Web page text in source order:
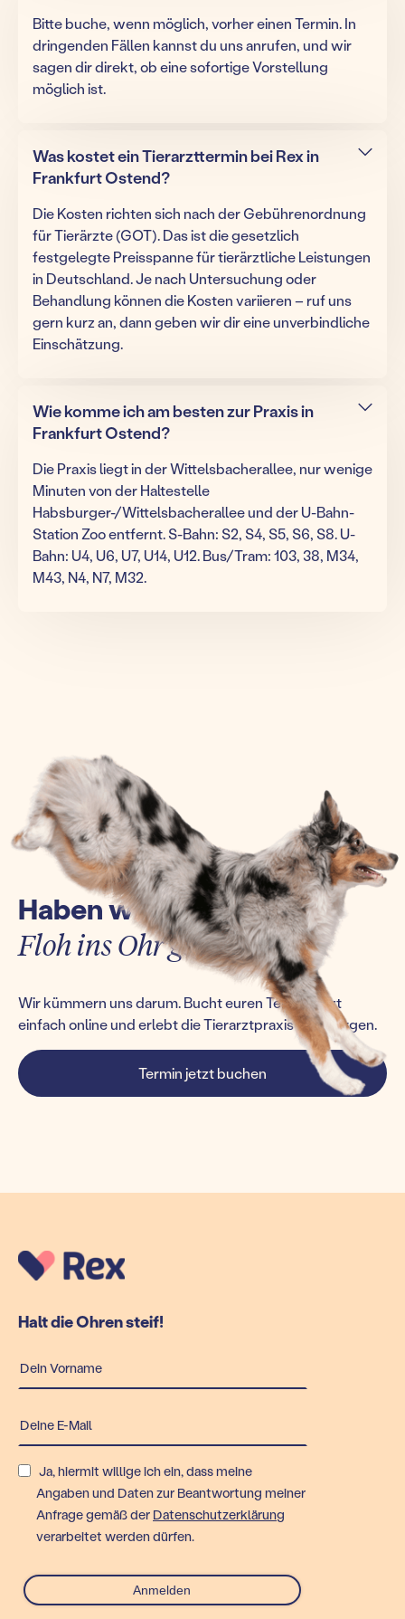
Bitte buche, wenn möglich, vorher einen Termin. In
dringenden Fällen kannst du uns anrufen, und wir
sagen dir direkt, ob eine sofortige Vorstellung
möglich ist.
Was kostet ein Tierarzttermin bei Rex in
Frankfurt Ostend?
Die Kosten richten sich nach der Gebührenordnung
für Tierärzte (GOT). Das ist die gesetzlich
festgelegte Preisspanne für tierärztliche Leistungen
in Deutschland. Je nach Untersuchung oder
Behandlung können die Kosten variieren – ruf uns
gern kurz an, dann geben wir dir eine unverbindliche
Einschätzung.
Wie komme ich am besten zur Praxis in
Frankfurt Ostend?
Die Praxis liegt in der Wittelsbacherallee, nur wenige
Minuten von der Haltestelle
Habsburger-/Wittelsbacherallee und der U-Bahn-
Station Zoo entfernt. S-Bahn: S2, S4, S5, S6, S8. U-
Bahn: U4, U6, U7, U14, U12. Bus/Tram: 103, 38, M34,
M43, N4, N7, M32.
Haben wir euch einen
Floh ins Ohr gesetzt?
Wir kümmern uns darum. Bucht euren Termin jetzt
einfach online und erlebt die Tierarztpraxis von morgen.
Termin jetzt buchen
Halt die Ohren steif!
Ja, hiermit willige ich ein, dass meine
Angaben und Daten zur Beantwortung meiner
Anfrage gemäß der Datenschutzerklärung
verarbeitet werden dürfen.